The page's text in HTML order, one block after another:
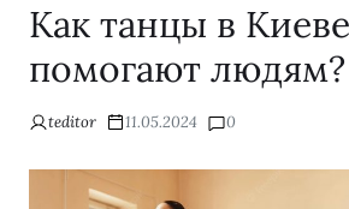
Как танцы в Киеве
помогают людям?
teditor 11.05.2024 0